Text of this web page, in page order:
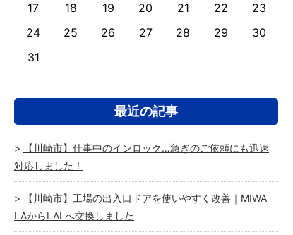
17
18 19 20 21 22
23
24
25 26 27 28 29
30
31
最近の記事
【川崎市】仕事中のインロック…急ぎのご依頼にも迅速
対応しました！
【川崎市】工場の出入口ドアを使いやすく改善｜MIWA
LAからLALへ交換しました